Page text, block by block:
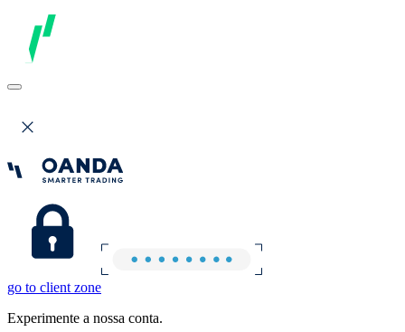
go to client zone
Experimente a nossa conta.